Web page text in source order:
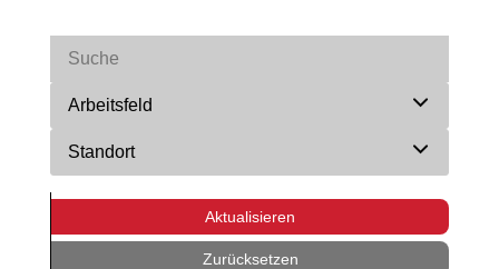
Arbeitsfeld
Standort
Aktualisieren
Zurücksetzen